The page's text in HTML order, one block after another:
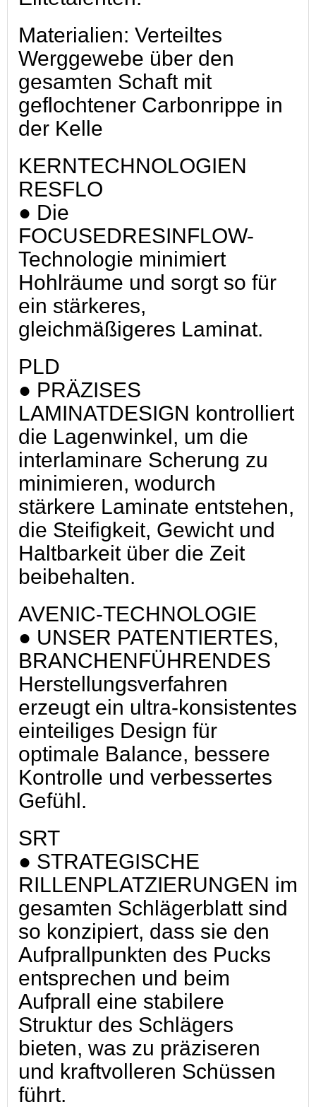
Materialien: Verteiltes
Werggewebe über den
gesamten Schaft mit
geflochtener Carbonrippe in
der Kelle
KERNTECHNOLOGIEN
RESFLO
● Die
FOCUSEDRESINFLOW-
Technologie minimiert
Hohlräume und sorgt so für
ein stärkeres,
gleichmäßigeres Laminat.
PLD
● PRÄZISES
LAMINATDESIGN kontrolliert
die Lagenwinkel, um die
interlaminare Scherung zu
minimieren, wodurch
stärkere Laminate entstehen,
die Steifigkeit, Gewicht und
Haltbarkeit über die Zeit
beibehalten.
AVENIC-TECHNOLOGIE
● UNSER PATENTIERTES,
BRANCHENFÜHRENDES
Herstellungsverfahren
erzeugt ein ultra-konsistentes
einteiliges Design für
optimale Balance, bessere
Kontrolle und verbessertes
Gefühl.
SRT
● STRATEGISCHE
RILLENPLATZIERUNGEN im
gesamten Schlägerblatt sind
so konzipiert, dass sie den
Aufprallpunkten des Pucks
entsprechen und beim
Aufprall eine stabilere
Struktur des Schlägers
bieten, was zu präziseren
und kraftvolleren Schüssen
führt.